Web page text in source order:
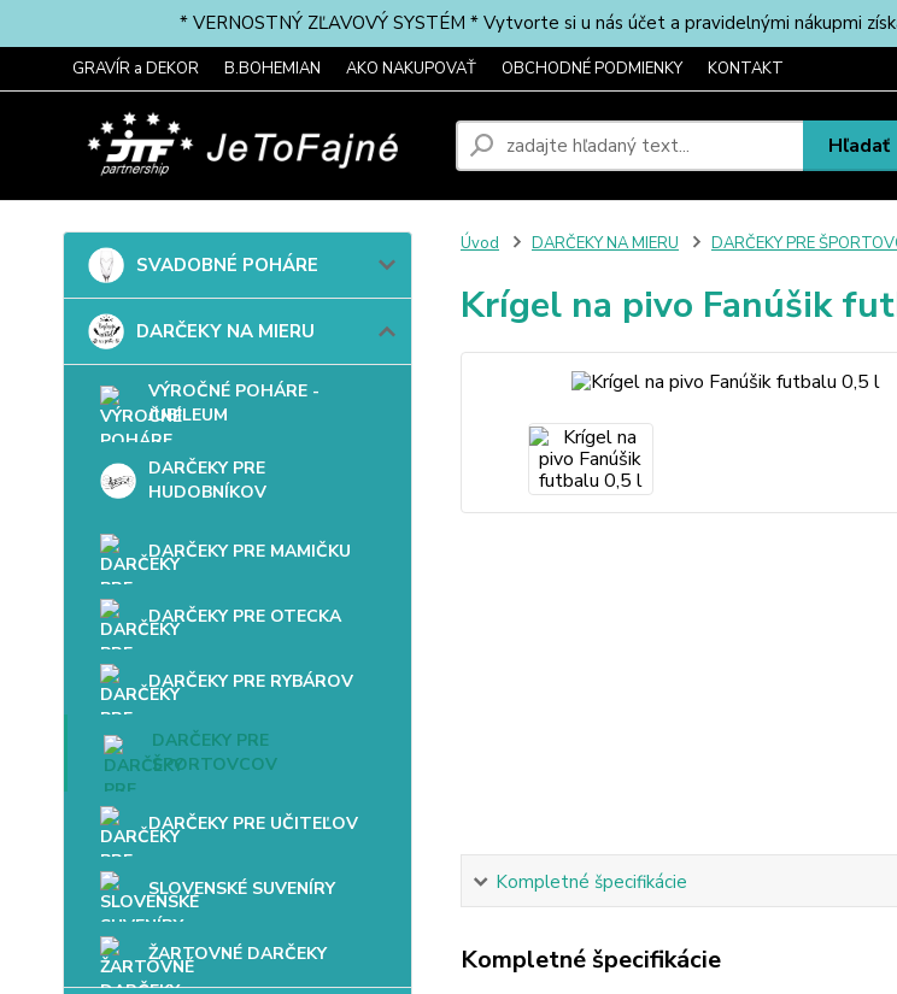
* VERNOSTNÝ ZĽAVOVÝ SYSTÉM * Vytvorte si u nás účet a pravidelnými nákupmi
GRAVÍR a DEKOR B.BOHEMIAN AKO NAKUPOVAŤ OBCHODNÉ PODMIENKY KONTAKT
Hľadať
SVADOBNÉ POHÁRE
DARČEKY NA MIERU
VÝROČNÉ POHÁRE -
JUBILEUM
DARČEKY PRE
HUDOBNÍKOV
DARČEKY PRE MAMIČKU
DARČEKY PRE OTECKA
DARČEKY PRE RYBÁROV
DARČEKY PRE
ŠPORTOVCOV
DARČEKY PRE UČITEĽOV
SLOVENSKÉ SUVENÍRY
ŽARTOVNÉ DARČEKY
Úvod DARČEKY NA MIERU DARČEKY PRE
Krígel na pivo Fanúšik
Kompletné špecifikácie
Kompletné špecifikácie